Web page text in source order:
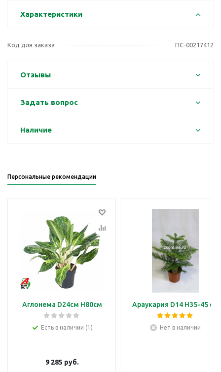
Характеристики
Код для заказа ПС-00217412
Отзывы
Задать вопрос
Наличие
Персональные рекомендации
Аглонема D24см H80см
Есть в наличии (1)
9 285 руб.
Араукария D14 H35-45 см
Нет в наличии